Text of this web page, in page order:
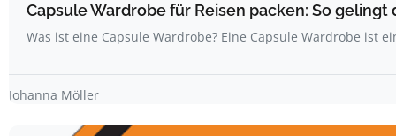
Capsule Wardrobe für Reisen packen: So
Was ist eine Capsule Wardrobe? Eine Capsule Wardrobe ist
Johanna Möller